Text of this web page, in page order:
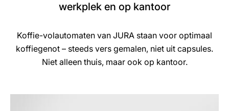
werkplek en op kantoor
Koffie-volautomaten van JURA staan voor optimaal
koffiegenot – steeds vers gemalen, niet uit capsules.
Niet alleen thuis, maar ook op kantoor.